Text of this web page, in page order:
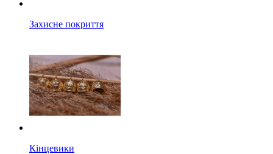
Захисне покриття
Кінцевики